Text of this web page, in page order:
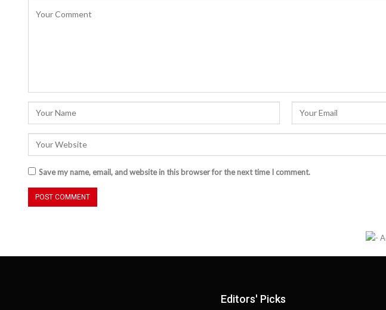
Save my name, email, and website in this browser for the next time I comment.
Editors' Picks